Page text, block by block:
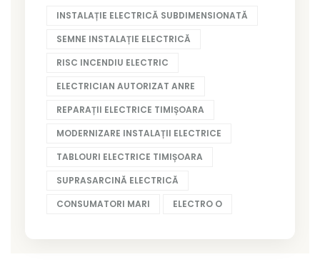
INSTALAȚIE ELECTRICĂ SUBDIMENSIONATĂ
SEMNE INSTALAȚIE ELECTRICĂ
RISC INCENDIU ELECTRIC
ELECTRICIAN AUTORIZAT ANRE
REPARAȚII ELECTRICE TIMIȘOARA
MODERNIZARE INSTALAȚII ELECTRICE
TABLOURI ELECTRICE TIMIȘOARA
SUPRASARCINĂ ELECTRICĂ
CONSUMATORI MARI
ELECTRO O